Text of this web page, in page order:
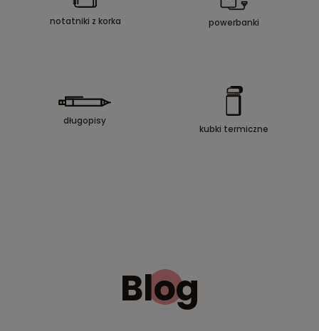
notatniki z korka powerbanki
długopisy
kubki termiczne
Blog